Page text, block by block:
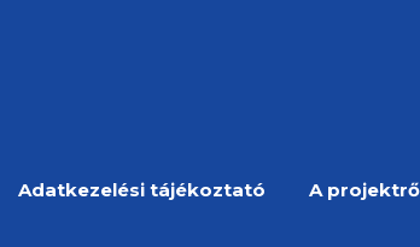
Adatkezelési tájékoztató A